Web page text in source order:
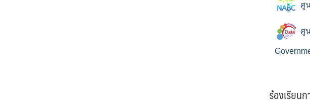
ศู
ศู
ร้องเรียน